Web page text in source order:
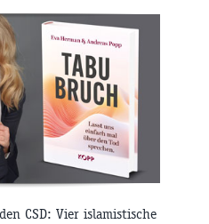
CSD: Vier islamistische